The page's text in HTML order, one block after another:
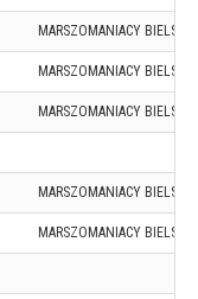
MARSZOMANIACY BIELSK
MARSZOMANIACY BIELSK
MARSZOMANIACY BIELSK
MARSZOMANIACY BIELSK
MARSZOMANIACY BIELSK